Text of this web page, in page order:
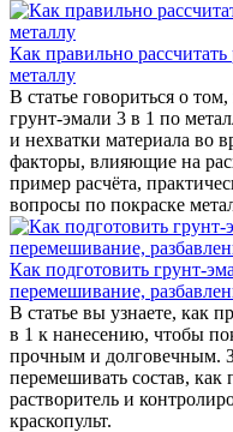
Как правильно
металлу
В статье говориться о
грунт-эмали 3 в 1 по
и нехватки материала во
факторы, влияющие на
пример расчёта,
вопросы по покраске
Как подготовить грунт-
перемешивание,
В статье вы узнаете, как
в 1 к нанесению, чтобы
прочным и долговечным.
перемешивать состав, как
растворитель и
краскопульт.